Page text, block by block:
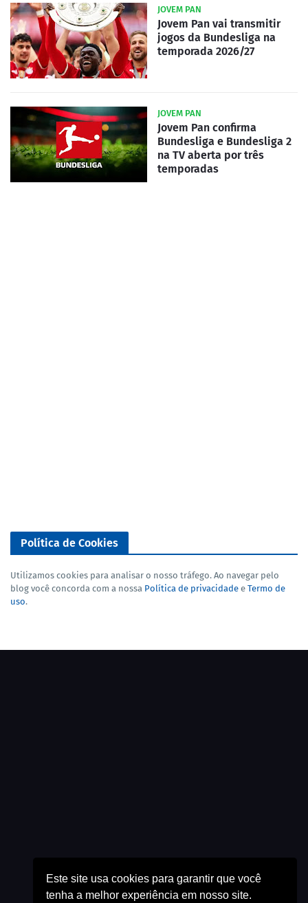
Este site usa cookies para garantir que você
tenha a melhor experiência em nosso site.
JOVEM PAN
Jovem Pan vai transmitir
jogos da Bundesliga na
temporada 2026/27
JOVEM PAN
Jovem Pan confirma
Bundesliga e Bundesliga 2
na TV aberta por três
temporadas
Política de Cookies
Utilizamos cookies para analisar o nosso tráfego. Ao navegar pelo
blog você concorda com a nossa Política de privacidade e Termo de
uso.